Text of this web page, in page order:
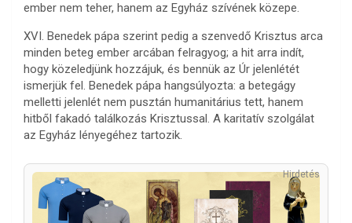
ember nem teher, hanem az Egyház szívének közepe.
XVI. Benedek pápa szerint pedig a szenvedő Krisztus arca
minden beteg ember arcában felragyog; a hit arra indít,
hogy közeledjünk hozzájuk, és bennük az Úr jelenlétét
ismerjük fel. Benedek pápa hangsúlyozta: a betegágy
melletti jelenlét nem pusztán humanitárius tett, hanem
hitből fakadó találkozás Krisztussal. A karitatív szolgálat
az Egyház lényegéhez tartozik.
Hirdetés